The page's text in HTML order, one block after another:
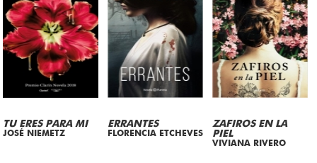
TU ERES PARA MI
JOSÉ NIEMETZ
ERRANTES
FLORENCIA ETCHEVES
ZAFIROS EN LA
PIEL
VIVIANA RIVERO